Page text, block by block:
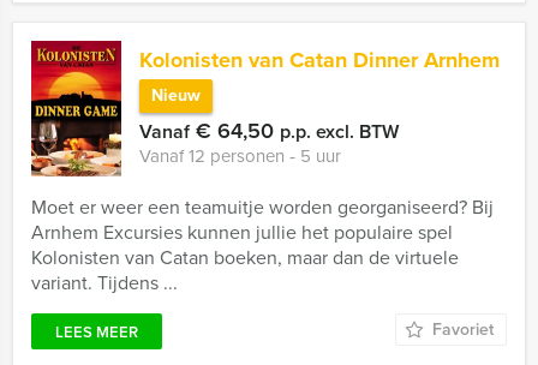
Kolonisten van Catan Dinner Arnhem
Nieuw
Vanaf€ 64,50 p.p. excl. BTW
Vanaf 12 personen ‐ 5 uur
Moet er weer een teamuitje worden georganiseerd? Bij
Arnhem Excursies kunnen jullie het populaire spel
Kolonisten van Catan boeken, maar dan de virtuele
variant. Tijdens ...
LEES MEER Favoriet